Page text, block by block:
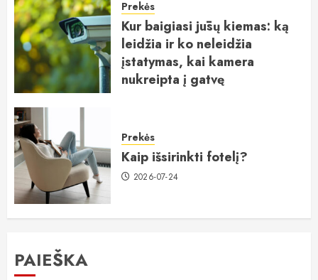
Prekės
Kur baigiasi jūsų kiemas: ką
leidžia ir ko neleidžia
įstatymas, kai kamera
nukreipta į gatvę
Prekės
Kaip išsirinkti fotelį?
2026-07-24
PAIEŠKA